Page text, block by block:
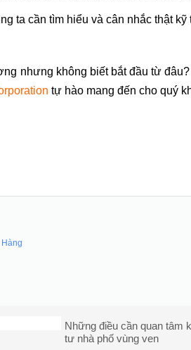
ta cần tìm hiểu và cân nhắc thật
nhưng không biết bắt đầu từ
tự hào mang đến cho quý
Những điều cần quan tâm
tư nhà phố vùng ven